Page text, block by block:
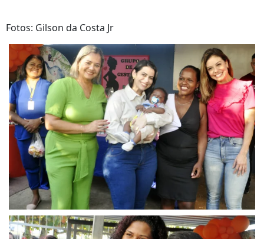
Fotos: Gilson da Costa Jr